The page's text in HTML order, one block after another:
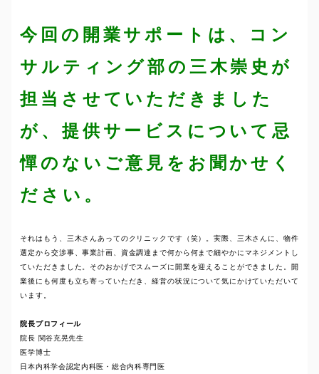
今回の開業サポートは、コン
サルティング部の三木崇史が
担当させていただきました
が、提供サービスについて忌
憚のないご意見をお聞かせく
ださい。
それはもう、三木さんあってのクリニックです（笑）。実際、三木さんに、物件
選定から交渉事、事業計画、資金調達まで何から何まで細やかにマネジメントし
ていただきました。そのおかげでスムーズに開業を迎えることができました。開
業後にも何度も立ち寄っていただき、経営の状況について気にかけていただいて
います。
院長プロフィール
院長 関谷充晃先生
医学博士
日本内科学会認定内科医・総合内科専門医